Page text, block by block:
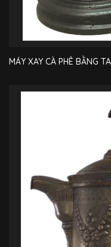
MÁY XAY CÀ PHÊ BẰNG